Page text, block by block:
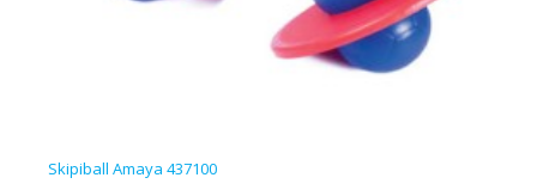
Skipiball Amaya 437100